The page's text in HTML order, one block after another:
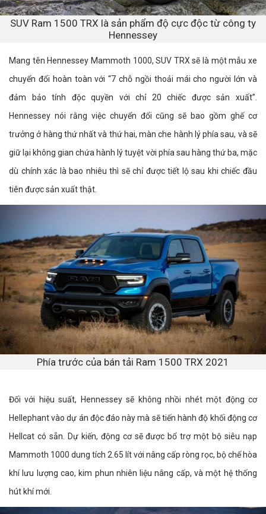
SUV Ram 1500 TRX là sản phẩm độ cực độc từ công ty
Hennessey
Mang tên Hennessey Mammoth 1000, SUV TRX sẽ là một mẫu xe
chuyển đổi hoàn toàn với “7 chỗ ngồi thoải mái cho người lớn và
đảm bảo tính độc quyền với chỉ 20 chiếc được sản xuất”.
Hennessey nói rằng việc chuyển đổi cũng sẽ bao gồm ghế cơ
trưởng ở hàng thứ nhất và thứ hai, màn che hành lý phía sau, và sẽ
giữ lại không gian chứa hành lý tuyệt vời phía sau hàng thứ ba, mặc
dù chính xác là bao nhiêu thì sẽ chỉ được tiết lộ sau khi chiếc đầu
tiên được sản xuất thật.
Phía trước của bán tải Ram 1500 TRX 2021
Đối với hiệu suất, Hennessey sẽ không nhồi nhét một động cơ
Hellephant vào dự án độc đáo này mà sẽ tiến hành độ khối động cơ
Hellcat có sẵn. Dự kiến, động cơ sẽ được bổ trợ một bộ siêu nạp
Mammoth 1000 dung tích 2.65 lít với nâng cấp ròng rọc, bộ chế hòa
khí lưu lượng cao, kim phun nhiên liệu nâng cấp, và một hệ thống
hút khí mới.